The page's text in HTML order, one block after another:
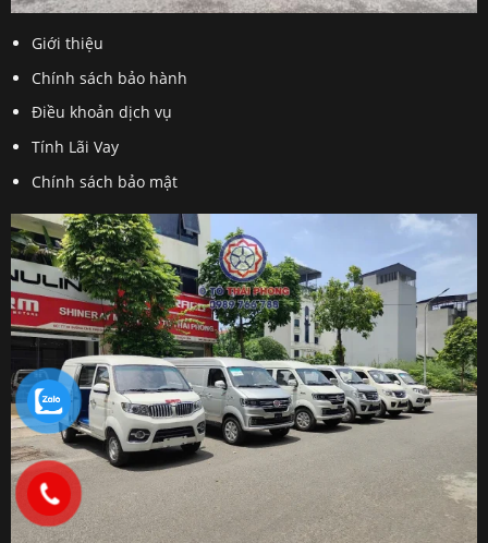
Giới thiệu
Chính sách bảo hành
Điều khoản dịch vụ
Tính Lãi Vay
Chính sách bảo mật